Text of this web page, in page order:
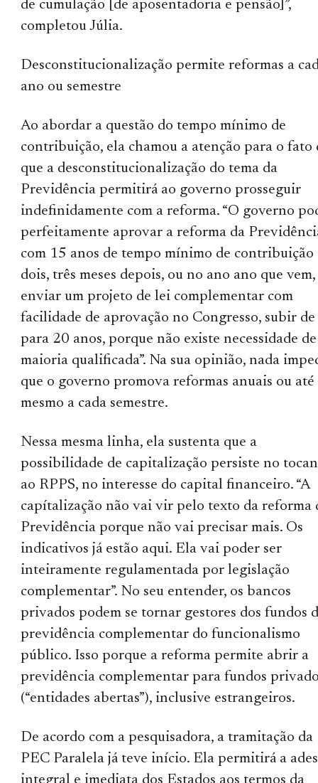
de cumulação [de aposentadoria e pensão]”,
completou Júlia.
Desconstitucionalização permite reformas a
ano ou semestre
Ao abordar a questão do tempo mínimo de
contribuição, ela chamou a atenção para o fato
que a desconstitucionalização do tema da
Previdência permitirá ao governo prosseguir
indefinidamente com a reforma. “O governo
perfeitamente aprovar a reforma da
com 15 anos de tempo mínimo de contribuição
dois, três meses depois, ou no ano ano que vem,
enviar um projeto de lei complementar com
facilidade de aprovação no Congresso, subir
para 20 anos, porque não existe necessidade de
maioria qualificada”. Na sua opinião, nada
que o governo promova reformas anuais ou até
mesmo a cada semestre.
Nessa mesma linha, ela sustenta que a
possibilidade de capitalização persiste no
ao RPPS, no interesse do capital financeiro. “A
capítalização não vai vir pelo texto da reforma
Previdência porque não vai precisar mais. Os
indicativos já estão aqui. Ela vai poder ser
inteiramente regulamentada por legislação
complementar”. No seu entender, os bancos
privados podem se tornar gestores dos fundos
previdência complementar do funcionalismo
público. Isso porque a reforma permite abrir a
previdência complementar para fundos
(“entidades abertas”), inclusive estrangeiros.
De acordo com a pesquisadora, a tramitação da
PEC Paralela já teve início. Ela permitirá a